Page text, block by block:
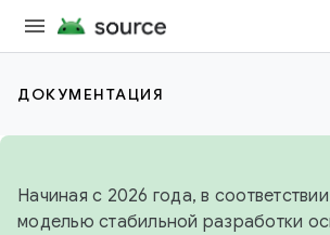
ДОКУМЕНТАЦИЯ
Начиная с 2026 года, в
моделью стабильной разработки